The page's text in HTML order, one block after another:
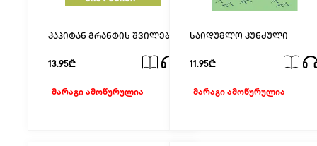
კაპიტან გრანტის შვილები
13.95₾
მარაგი ამოწურულია
საიდუმლო კუნძული
11.95₾
მარაგი ამოწურულია